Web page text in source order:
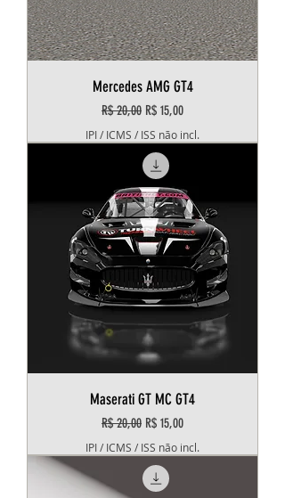
Mercedes AMG GT4
Preço normal
R$ 20,00 Preço promocional
R$ 15,00
IPI / ICMS / ISS não incl.
Maserati GT MC GT4
Preço normal
R$ 20,00 Preço promocional
R$ 15,00
IPI / ICMS / ISS não incl.